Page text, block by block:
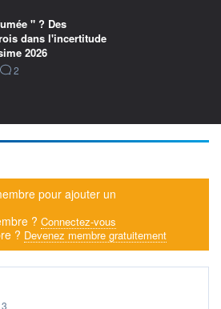
" ? Des
dans l'incertitude
2026
par
2
pour ajouter un
? Connectez-vous
? Devenez membre gratuitement